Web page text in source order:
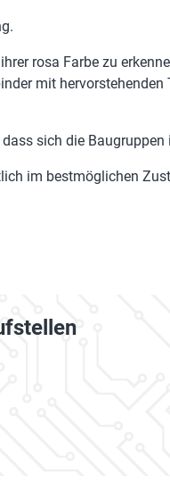
rosa Farbe zu
mit
sich die Baugruppen
im bestmöglichen